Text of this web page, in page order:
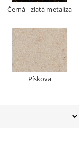
Černá - zlatá metalíza
Pískova